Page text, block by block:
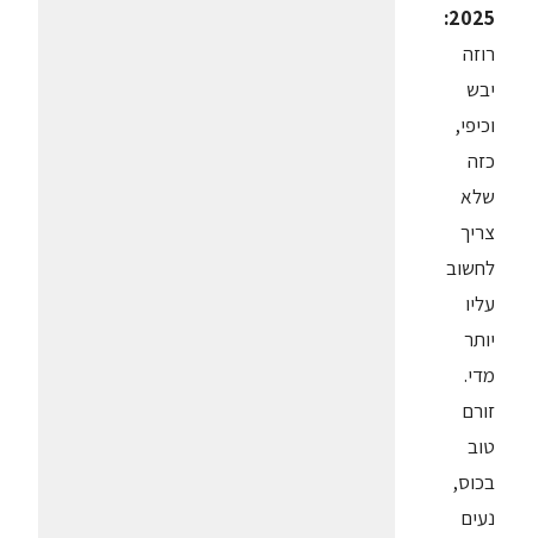
2025:
רוזה
יבש
וכיפי,
כזה
שלא
צריך
לחשוב
עליו
יותר
מדי.
זורם
טוב
בכוס,
נעים